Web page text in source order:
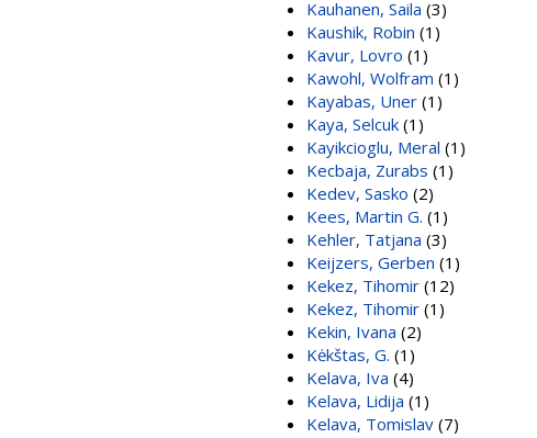
Kauhanen, Saila (3)
Kaushik, Robin (1)
Kavur, Lovro (1)
Kawohl, Wolfram (1)
Kayabas, Uner (1)
Kaya, Selcuk (1)
Kayikcioglu, Meral (1)
Kecbaja, Zurabs (1)
Kedev, Sasko (2)
Kees, Martin G. (1)
Kehler, Tatjana (3)
Keijzers, Gerben (1)
Kekez, Tihomir (12)
Kekez, Tihomir (1)
Kekin, Ivana (2)
Kėkštas, G. (1)
Kelava, Iva (4)
Kelava, Lidija (1)
Kelava, Tomislav (7)